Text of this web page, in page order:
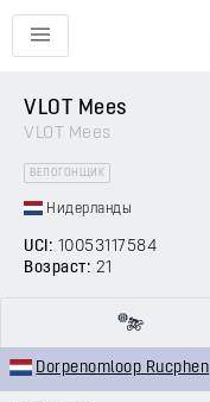
VLOT Mees
VLOT Mees
ВЕЛОГОНЩИК
Нидерланды
UCI: 10053117584
Возраст: 21
Dorpenomloop Rucphen